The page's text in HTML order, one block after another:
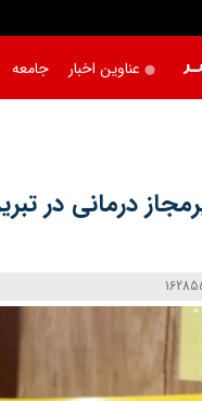
عناوین اخبار جامعه
غیرمجاز درمانی